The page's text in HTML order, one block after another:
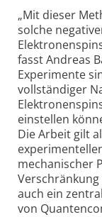
„Mit dieser
solche
fasst Andreas
Experimente
vollständiger
einstellen
Die Arbeit gilt
mechanischer
auch ein
von